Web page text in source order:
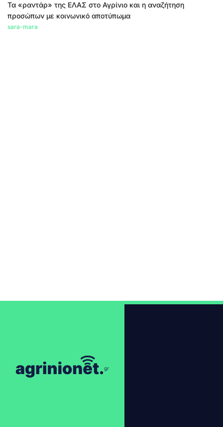
Τα «ραντάρ» της ΕΛΑΣ στο Αγρίνιο και η αναζήτηση
προσώπων με κοινωνικό αποτύπωμα
sara-mara